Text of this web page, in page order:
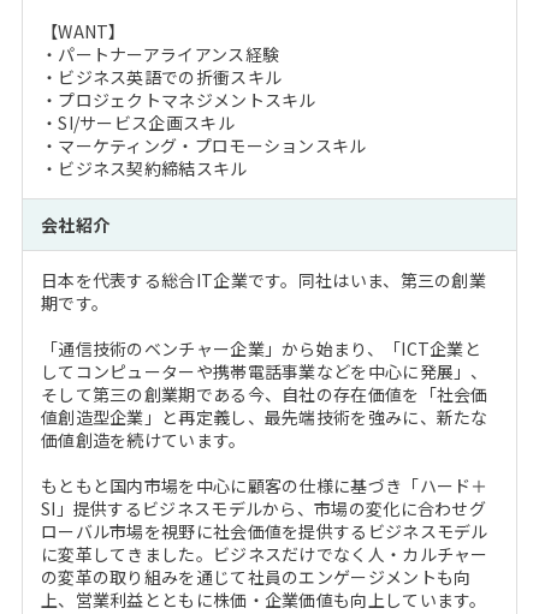
【WANT】
・パートナーアライアンス経験
・ビジネス英語での折衝スキル
・プロジェクトマネジメントスキル
・SI/サービス企画スキル
・マーケティング・プロモーションスキル
・ビジネス契約締結スキル
会社紹介
日本を代表する総合IT企業です。同社はいま、第三の創業
期です。
「通信技術のベンチャー企業」から始まり、「ICT企業と
してコンピューターや携帯電話事業などを中心に発展」、
そして第三の創業期である今、自社の存在価値を「社会価
値創造型企業」と再定義し、最先端技術を強みに、新たな
価値創造を続けています。
もともと国内市場を中心に顧客の仕様に基づき「ハード＋
SI」提供するビジネスモデルから、市場の変化に合わせグ
ローバル市場を視野に社会価値を提供するビジネスモデル
に変革してきました。ビジネスだけでなく人・カルチャー
の変革の取り組みを通じて社員のエンゲージメントも向
上、営業利益とともに株価・企業価値も向上しています。